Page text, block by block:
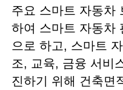
주요 스마트 자동차
하여 스마트 자동차
으로 하고, 스마트
조, 교육, 금융 서비
진하기 위해 건축면